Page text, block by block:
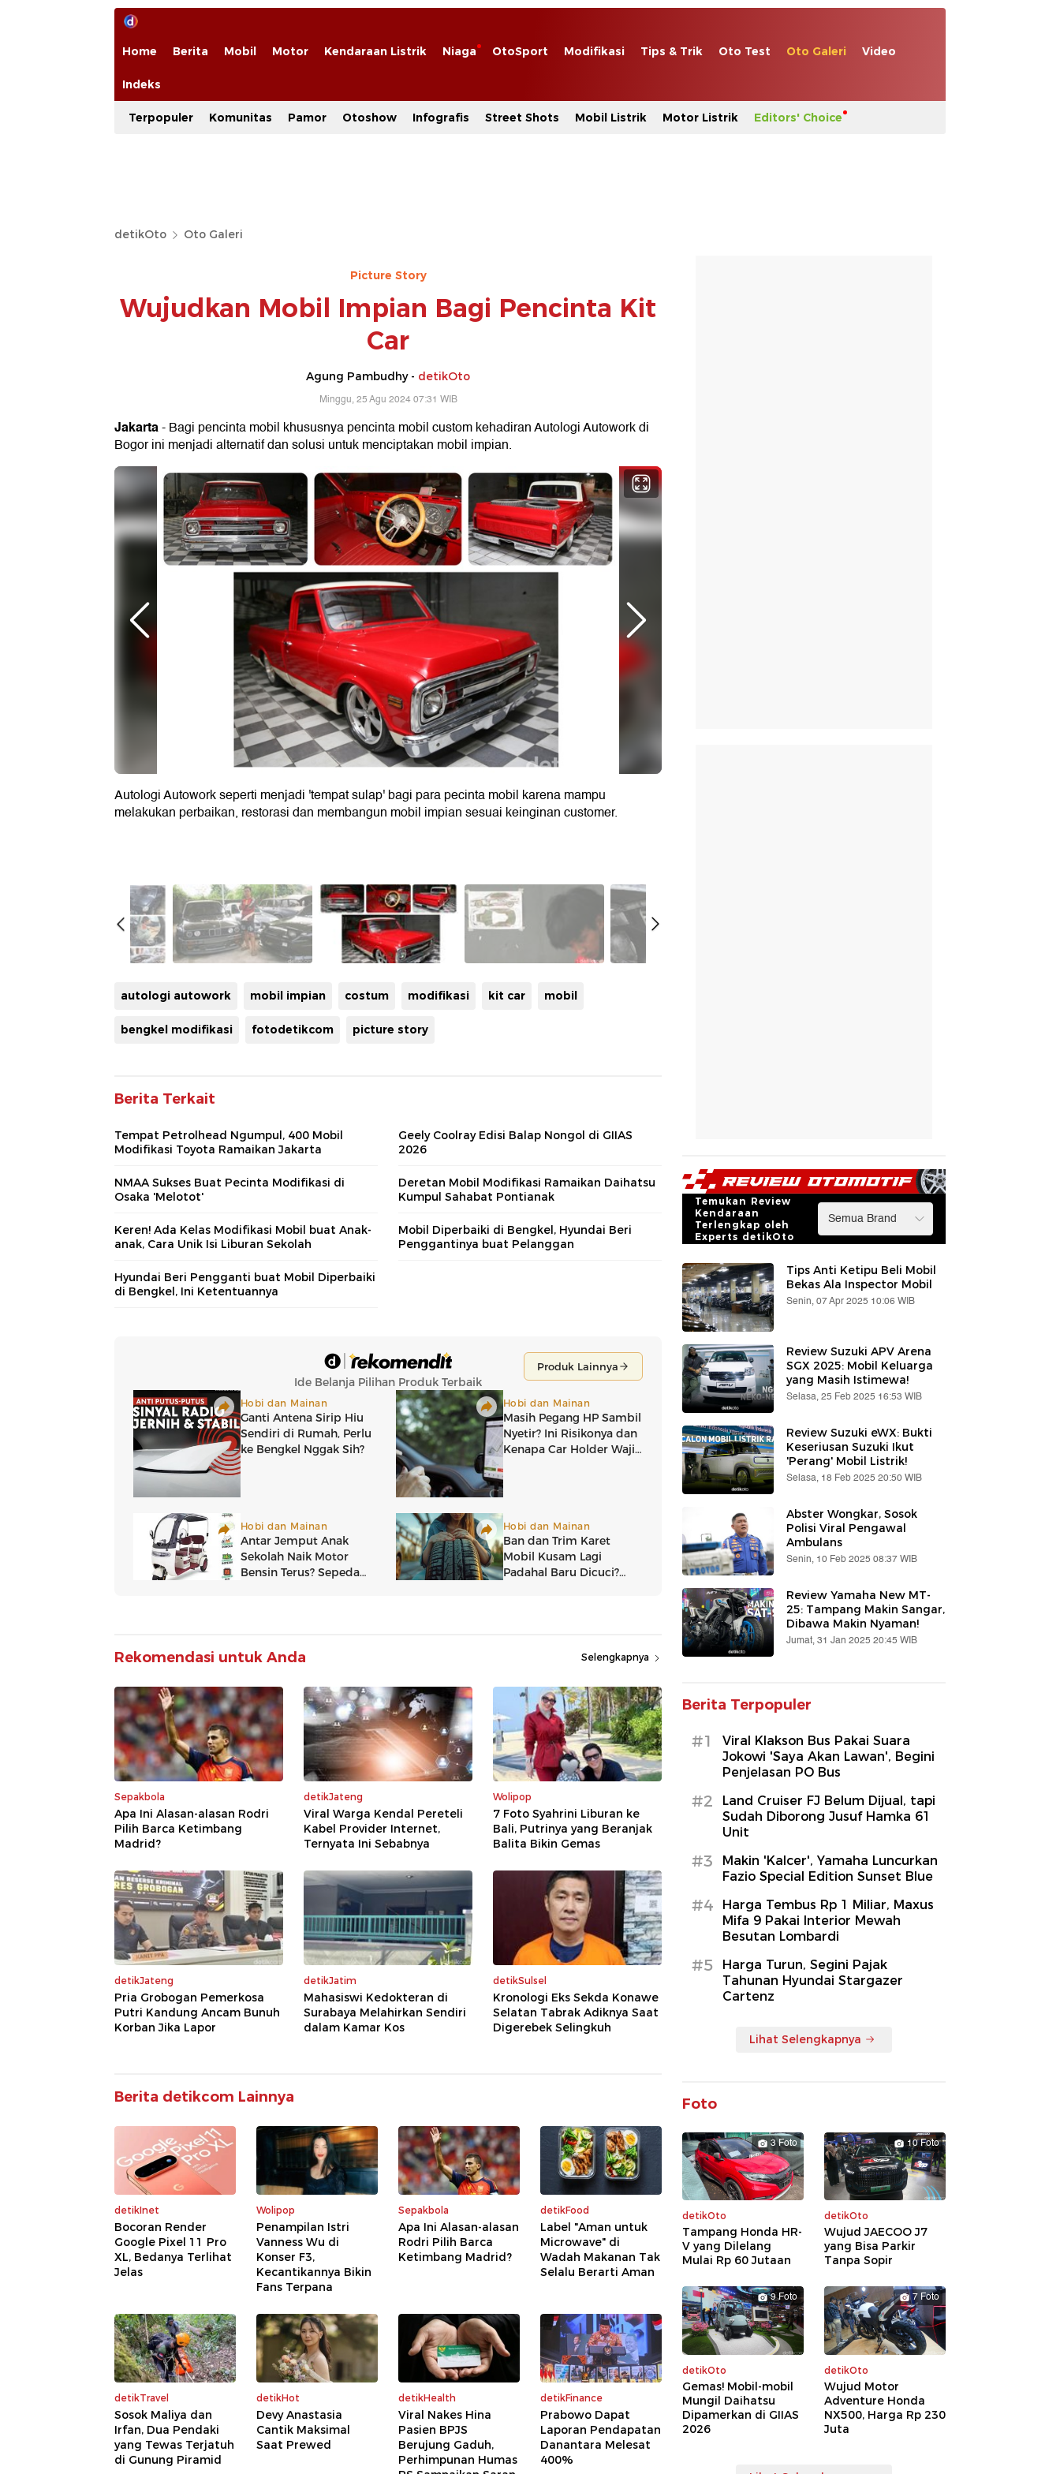
Home Berita Mobil Motor Kendaraan Listrik Niaga OtoSport Modifikasi Tips & Trik Oto Test Oto Galeri Video
Indeks
Terpopuler Komunitas Pamor Otoshow Infografis Street Shots Mobil Listrik Motor Listrik Editors' Choice
detikOto Oto Galeri
Picture Story
Wujudkan Mobil Impian Bagi Pencinta Kit
Car
Agung Pambudhy - detikOto
Minggu, 25 Agu 2024 07:31 WIB
Jakarta- Bagi pencinta mobil khususnya pencinta mobil custom kehadiran Autologi Autowork di
Bogor ini menjadi alternatif dan solusi untuk menciptakan mobil impian.
Autologi Autowork seperti menjadi 'tempat sulap' bagi para pecinta mobil karena mampu
melakukan perbaikan, restorasi dan membangun mobil impian sesuai keinginan customer.
autologi autowork mobil impian costum modifikasi kit car mobil
bengkel modifikasi fotodetikcom picture story
Berita Terkait
Tempat Petrolhead Ngumpul, 400 Mobil
Modifikasi Toyota Ramaikan Jakarta
Geely Coolray Edisi Balap Nongol di GIIAS
2026
NMAA Sukses Buat Pecinta Modifikasi di
Osaka 'Melotot'
Deretan Mobil Modifikasi Ramaikan Daihatsu
Kumpul Sahabat Pontianak
Keren! Ada Kelas Modifikasi Mobil buat Anak-
anak, Cara Unik Isi Liburan Sekolah
Mobil Diperbaiki di Bengkel, Hyundai Beri
Penggantinya buat Pelanggan
Hyundai Beri Pengganti buat Mobil Diperbaiki
di Bengkel, Ini Ketentuannya
Rekomendasi untuk Anda Selengkapnya
Sepakbola
Apa Ini Alasan-alasan Rodri
Pilih Barca Ketimbang
Madrid?
detikJateng
Viral Warga Kendal Pereteli
Kabel Provider Internet,
Ternyata Ini Sebabnya
Wolipop
7 Foto Syahrini Liburan ke
Bali, Putrinya yang Beranjak
Balita Bikin Gemas
detikJateng
Pria Grobogan Pemerkosa
Putri Kandung Ancam Bunuh
Korban Jika Lapor
detikJatim
Mahasiswi Kedokteran di
Surabaya Melahirkan Sendiri
dalam Kamar Kos
detikSulsel
Kronologi Eks Sekda Konawe
Selatan Tabrak Adiknya Saat
Digerebek Selingkuh
Berita detikcom Lainnya
detikInet
Bocoran Render
Google Pixel 11 Pro
XL, Bedanya Terlihat
Jelas
Wolipop
Penampilan Istri
Vanness Wu di
Konser F3,
Kecantikannya Bikin
Fans Terpana
Sepakbola
Apa Ini Alasan-alasan
Rodri Pilih Barca
Ketimbang Madrid?
detikFood
Label "Aman untuk
Microwave" di
Wadah Makanan Tak
Selalu Berarti Aman
detikTravel
Sosok Maliya dan
Irfan, Dua Pendaki
yang Tewas Terjatuh
di Gunung Piramid
detikHot
Devy Anastasia
Cantik Maksimal
Saat Prewed
detikHealth
Viral Nakes Hina
Pasien BPJS
Berujung Gaduh,
Perhimpunan Humas
detikFinance
Prabowo Dapat
Laporan Pendapatan
Danantara Melesat
400%
Temukan Review
Kendaraan
Terlengkap oleh
Experts detikOto
Tips Anti Ketipu Beli Mobil
Bekas Ala Inspector Mobil
Senin, 07 Apr 2025 10:06 WIB
Review Suzuki APV Arena
SGX 2025: Mobil Keluarga
yang Masih Istimewa!
Selasa, 25 Feb 2025 16:53 WIB
Review Suzuki eWX: Bukti
Keseriusan Suzuki Ikut
'Perang' Mobil Listrik!
Selasa, 18 Feb 2025 20:50 WIB
Abster Wongkar, Sosok
Polisi Viral Pengawal
Ambulans
Senin, 10 Feb 2025 08:37 WIB
Review Yamaha New MT-
25: Tampang Makin Sangar,
Dibawa Makin Nyaman!
Jumat, 31 Jan 2025 20:45 WIB
Berita Terpopuler
#1
Viral Klakson Bus Pakai Suara
Jokowi 'Saya Akan Lawan', Begini
Penjelasan PO Bus
#2
Land Cruiser FJ Belum Dijual, tapi
Sudah Diborong Jusuf Hamka 61
Unit
#3
Makin 'Kalcer', Yamaha Luncurkan
Fazio Special Edition Sunset Blue
#4
Harga Tembus Rp 1 Miliar, Maxus
Mifa 9 Pakai Interior Mewah
Besutan Lombardi
#5
Harga Turun, Segini Pajak
Tahunan Hyundai Stargazer
Cartenz
Lihat Selengkapnya
Foto
3 Foto
detikOto
Tampang Honda HR-
V yang Dilelang
Mulai Rp 60 Jutaan
10 Foto
detikOto
Wujud JAECOO J7
yang Bisa Parkir
Tanpa Sopir
9 Foto
detikOto
Gemas! Mobil-mobil
Mungil Daihatsu
Dipamerkan di GIIAS
2026
7 Foto
detikOto
Wujud Motor
Adventure Honda
NX500, Harga Rp 230
Juta